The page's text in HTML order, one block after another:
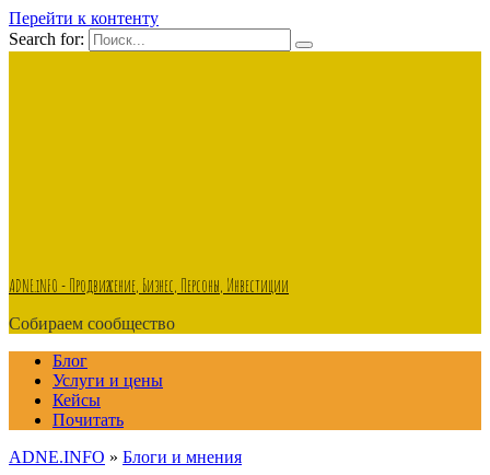
Перейти к контенту
Search for:
ADNE.iNFO - Продвижение, Бизнес, Персоны, Инвестиции
Собираем сообщество
Блог
Услуги и цены
Кейсы
Почитать
ADNE.INFO » Блоги и мнения